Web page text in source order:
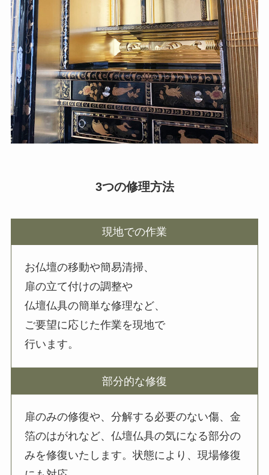
3つの修理方法
現地での作業
お仏壇の移動や簡易清掃、
扉の立て付けの調整や
仏壇仏具の簡単な修理など、
ご要望に応じた作業を現地で
行います。
部分的な修復
扉のみの修復や、分解する必要のない傷、金
箔のはがれなど、仏壇仏具の気になる部分の
みを修復いたします。状態により、現場修復